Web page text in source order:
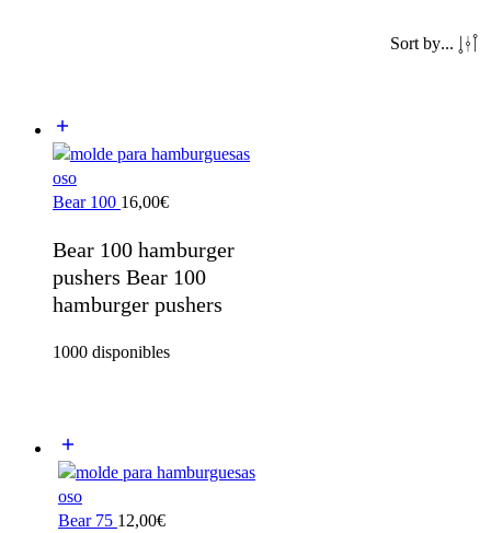
Sort by...
Bear 100 16,00€
Bear 100 hamburger
pushers Bear 100
hamburger pushers
1000 disponibles
Bear 75 12,00€